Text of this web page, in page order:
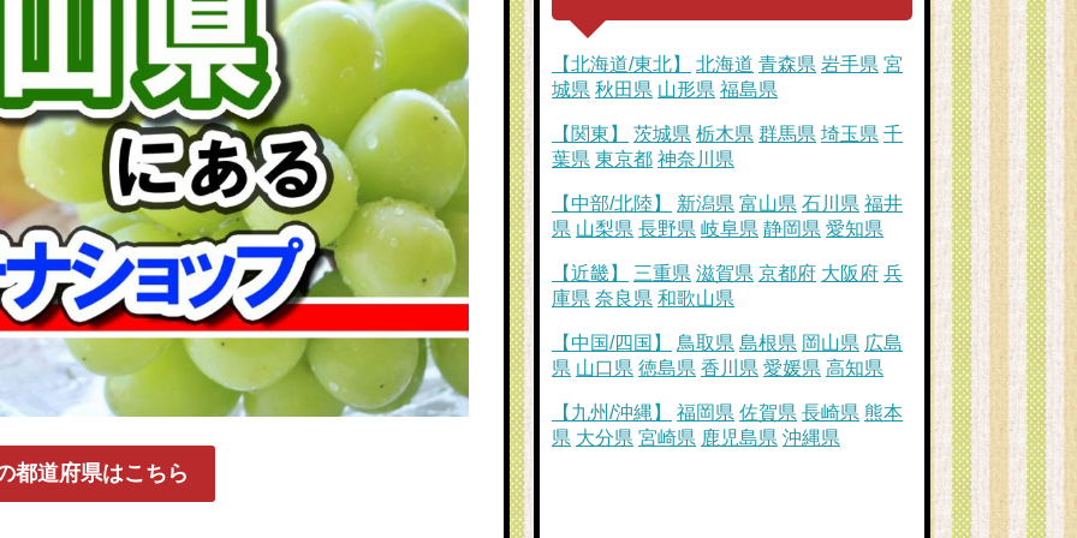
都道府県はこちら
【北海道/東北】 北海道 青森県 岩手県 宮
城県 秋田県 山形県 福島県
【関東】 茨城県 栃木県 群馬県 埼玉県 千
葉県 東京都 神奈川県
【中部/北陸】 新潟県 富山県 石川県 福井
県 山梨県 長野県 岐阜県 静岡県 愛知県
【近畿】 三重県 滋賀県 京都府 大阪府 兵
庫県 奈良県 和歌山県
【中国/四国】 鳥取県 島根県 岡山県 広島
県 山口県 徳島県 香川県 愛媛県 高知県
【九州/沖縄】 福岡県 佐賀県 長崎県 熊本
県 大分県 宮崎県 鹿児島県 沖縄県